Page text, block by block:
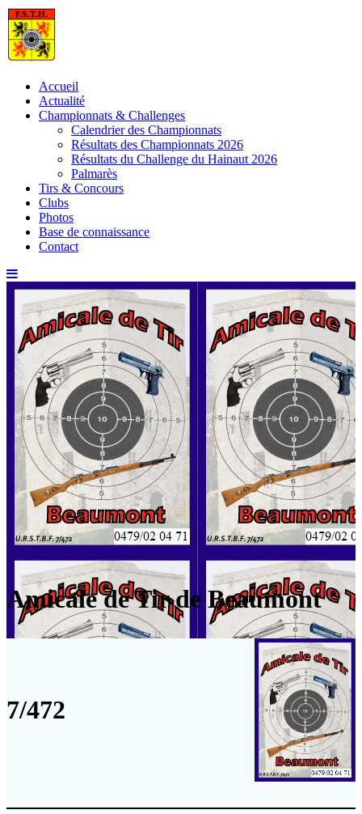
Skip
to
content
Accueil
Actualité
Championnats & Challenges
Calendrier des Championnats
Résultats des Championnats 2026
Résultats du Challenge du Hainaut 2026
Palmarès
Tirs & Concours
Clubs
Photos
Base de connaissance
Contact
Amicale de Tir de Beaumont
7/472